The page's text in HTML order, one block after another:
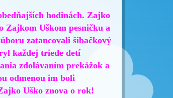
hodinách. Zajko
Zajkom Uškom pesničku a
zatancovali šibačkový
každej triede detí
zdolávaním prekážok a
odmenou im boli
Uško znova o rok!